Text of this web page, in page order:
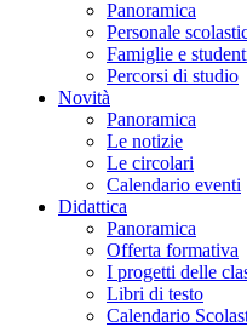
Panoramica
Personale
Famiglie e
Percorsi di studio
Novità
Panoramica
Le notizie
Le circolari
Calendario eventi
Didattica
Panoramica
Offerta formativa
I progetti delle
Libri di testo
Calendario